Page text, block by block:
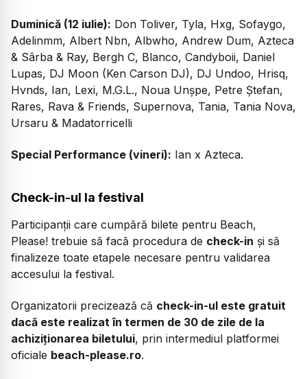
Duminică (12 iulie): Don Toliver, Tyla, Hxg, Sofaygo,
Adelinmm, Albert Nbn, Albwho, Andrew Dum, Azteca
& Sârba & Ray, Bergh C, Blanco, Candyboii, Daniel
Lupas, DJ Moon (Ken Carson DJ), DJ Undoo, Hrisq,
Hvnds, Ian, Lexi, M.G.L., Noua Unșpe, Petre Ștefan,
Rares, Rava & Friends, Supernova, Tania, Tania Nova,
Ursaru & Madatorricelli
Special Performance (vineri): Ian x Azteca.
Check-in-ul la festival
Participanții care cumpără bilete pentru Beach,
Please! trebuie să facă procedura de check-in și să
finalizeze toate etapele necesare pentru validarea
accesului la festival.
Organizatorii precizează că check-in-ul este gratuit
dacă este realizat în termen de 30 de zile de la
achiziționarea biletului, prin intermediul platformei
oficiale beach-please.ro.